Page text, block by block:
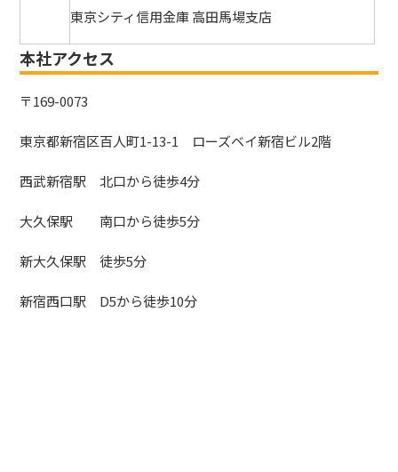
東京シティ信用金庫 高田馬場支店
本社アクセス
〒169-0073
東京都新宿区百人町1-13-1 ローズベイ新宿ビル2階
西武新宿駅 北口から徒歩4分
大久保駅 南口から徒歩5分
新大久保駅 徒歩5分
新宿西口駅 D5から徒歩10分